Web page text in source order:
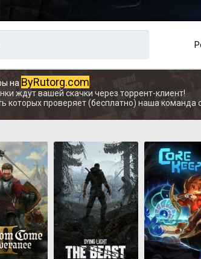
на ByRutorg.com
ждут вашей скачки через торрент-клиент!
которых проверяет (бесплатно) наша команда